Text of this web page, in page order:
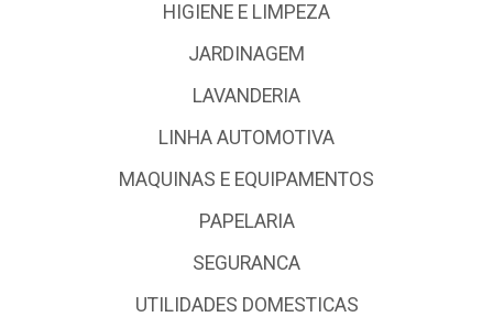
HIGIENE E LIMPEZA
JARDINAGEM
LAVANDERIA
LINHA AUTOMOTIVA
MAQUINAS E EQUIPAMENTOS
PAPELARIA
SEGURANCA
UTILIDADES DOMESTICAS